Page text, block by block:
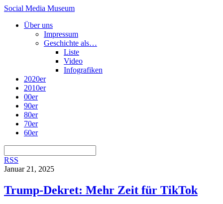
Social Media Museum
Über uns
Impressum
Geschichte als…
Liste
Video
Infografiken
2020er
2010er
00er
90er
80er
70er
60er
RSS
Januar 21, 2025
Trump-Dekret: Mehr Zeit für TikTok